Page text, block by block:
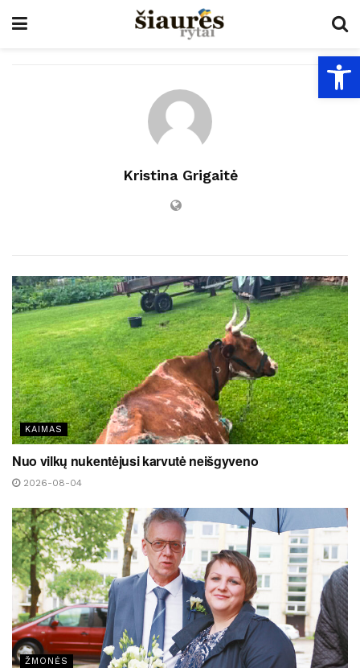
Kristina Grigaitė
KAIMAS
Nuo vilkų nukentėjusi karvutė neišgyveno
2026-08-04
ŽMONĖS